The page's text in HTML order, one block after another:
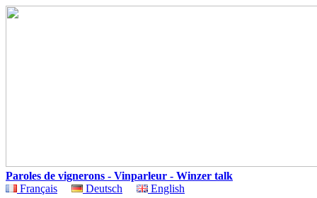
Paroles de vignerons - Vinparleur - Winzer talk
Français
Deutsch English